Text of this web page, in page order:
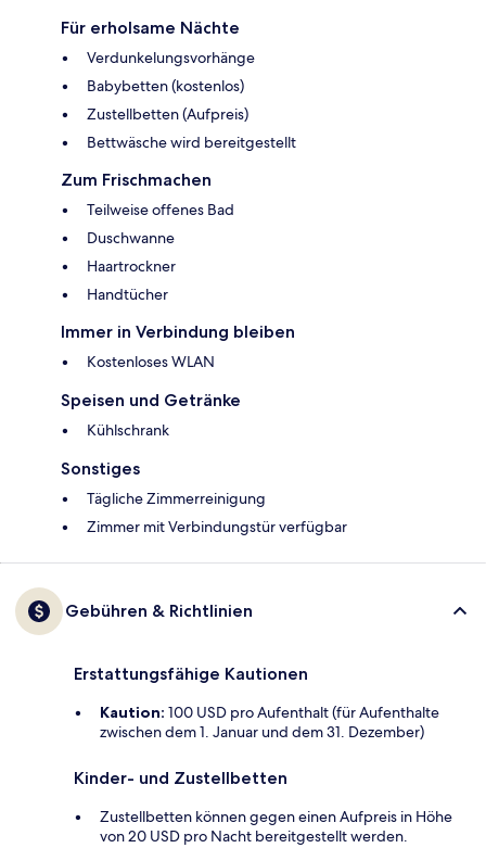
Für erholsame Nächte
Verdunkelungsvorhänge
Babybetten (kostenlos)
Zustellbetten (Aufpreis)
Bettwäsche wird bereitgestellt
Zum Frischmachen
Teilweise offenes Bad
Duschwanne
Haartrockner
Handtücher
Immer in Verbindung bleiben
Kostenloses WLAN
Speisen und Getränke
Kühlschrank
Sonstiges
Tägliche Zimmerreinigung
Zimmer mit Verbindungstür verfügbar
Gebühren & Richtlinien
Erstattungsfähige Kautionen
Kaution: 100 USD pro Aufenthalt (für Aufenthalte
zwischen dem 1. Januar und dem 31. Dezember)
Kinder- und Zustellbetten
Zustellbetten können gegen einen Aufpreis in Höhe
von 20 USD pro Nacht bereitgestellt werden.